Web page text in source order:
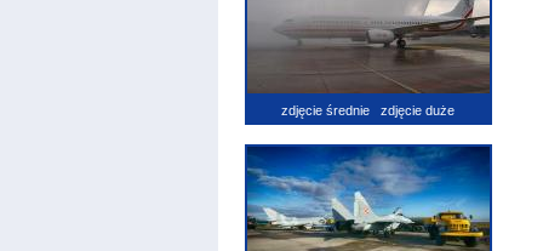
zdjęcie średnie zdjęcie duże